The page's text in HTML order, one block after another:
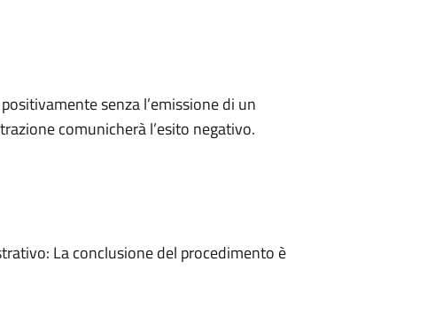
senza l’emissione di un
comunicherà l’esito negativo.
La conclusione del procedimento è